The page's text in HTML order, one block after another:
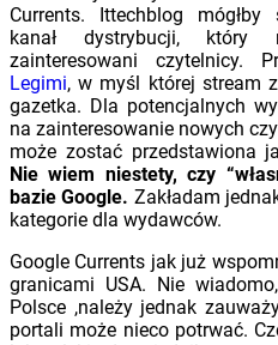
Currents. Ittechblog
kanał dystrybucji, który
zainteresowani czytelnicy.
Legimi, w myśl której stream
gazetka. Dla potencjalnych
na zainteresowanie nowych
może zostać przedstawiona
Nie wiem niestety, czy
bazie Google. Zakładam
kategorie dla wydawców.
Google Currents jak już
granicami USA. Nie
Polsce ,należy jednak
portali może nieco potrwać.